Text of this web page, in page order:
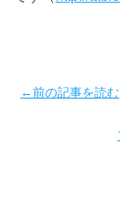
←前の記事を読む